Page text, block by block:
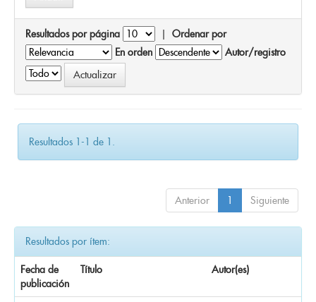
Resultados por página | Ordenar por
En orden
Autor/registro
Resultados 1-1 de 1.
Anterior 1 Siguiente
Resultados por ítem:
Fecha de
publicación
Título Autor(es)